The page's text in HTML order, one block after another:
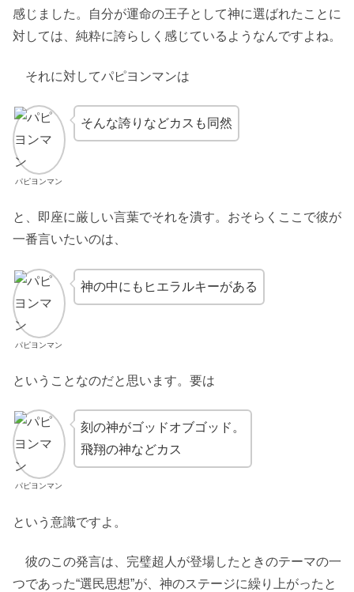
感じました。自分が運命の王子として神に選ばれたことに
対しては、純粋に誇らしく感じているようなんですよね。
それに対してパピヨンマンは
パピヨンマン
そんな誇りなどカスも同然
と、即座に厳しい言葉でそれを潰す。おそらくここで彼が
一番言いたいのは、
パピヨンマン
神の中にもヒエラルキーがある
ということなのだと思います。要は
パピヨンマン
刻の神がゴッドオブゴッド。
飛翔の神などカス
という意識ですよ。
彼のこの発言は、完璧超人が登場したときのテーマの一
つであった“選民思想”が、神のステージに繰り上がったと